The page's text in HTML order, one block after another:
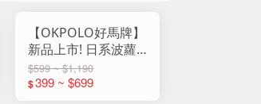
【OKPOLO好馬牌】
新品上市! 日系波蘿
格吸水浴巾
$599 ~ $1,190
$399 ~ $699